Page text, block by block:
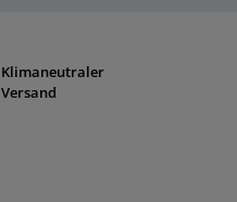
Klimaneutraler
Versand